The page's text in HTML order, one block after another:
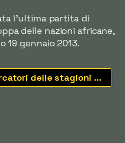
l'ultima partita di
delle nazioni africane,
19 gennaio 2013.
Tutti i migliori marcatori delle stagioni recenti